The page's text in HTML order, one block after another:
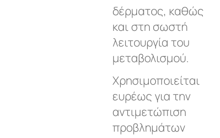
δέρματος, καθώς
και στη σωστή
λειτουργία του
μεταβολισμού.
Χρησιμοποιείται
ευρέως για την
αντιμετώπιση
προβλημάτων